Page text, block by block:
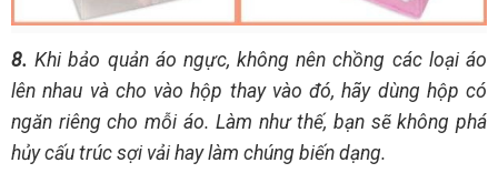
8. Khi bảo quản áo ngực, không nên chồng các loại áo
lên nhau và cho vào hộp thay vào đó, hãy dùng hộp có
ngăn riêng cho mỗi áo. Làm như thế, bạn sẽ không phá
hủy cấu trúc sợi vải hay làm chúng biến dạng.